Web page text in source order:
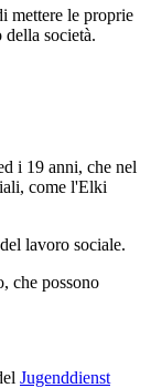
mettere le proprie
della società.
i 19 anni, che nel
come l'Elki
lavoro sociale.
che possono
Jugenddienst